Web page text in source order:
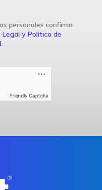
personales confirmo
Legal y Política de
.
Friendly Captcha